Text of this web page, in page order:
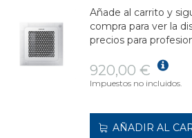
Añade al carrito y
compra para ver la
precios para
920,00 €
Impuestos no incluidos.
AÑADIR AL